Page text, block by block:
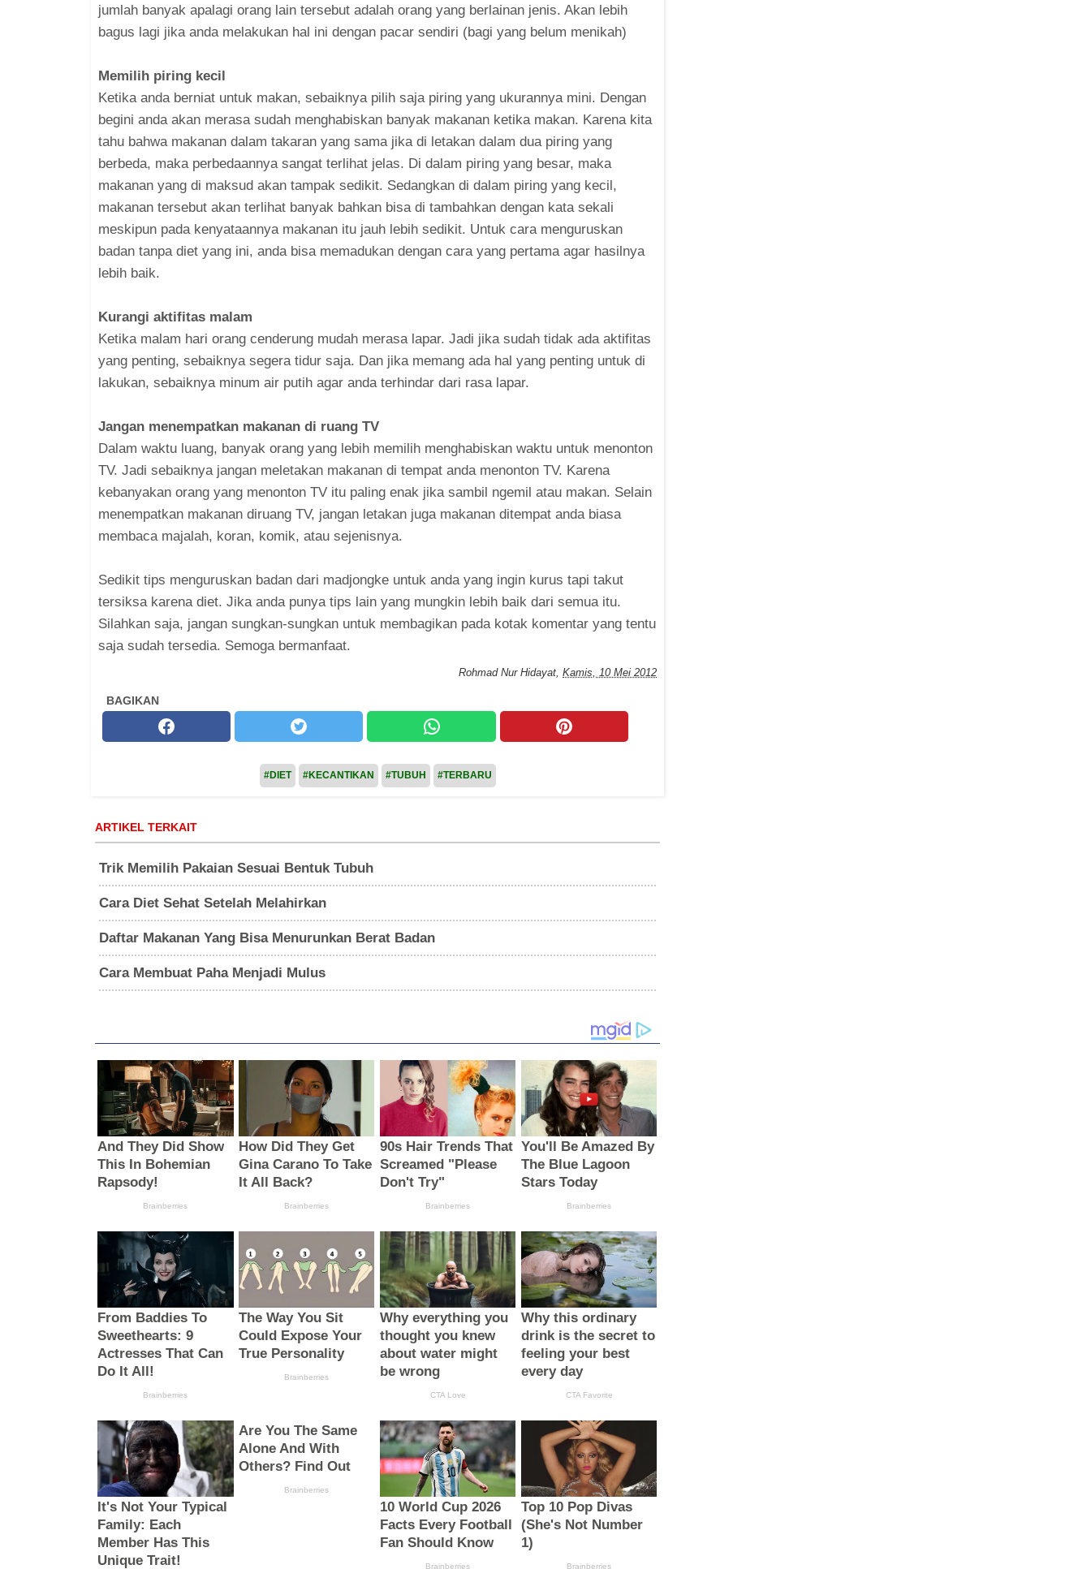
jumlah banyak apalagi orang lain tersebut adalah orang yang berlainan jenis. Akan lebih
bagus lagi jika anda melakukan hal ini dengan pacar sendiri (bagi yang belum menikah)
Memilih piring kecil
Ketika anda berniat untuk makan, sebaiknya pilih saja piring yang ukurannya mini. Dengan
begini anda akan merasa sudah menghabiskan banyak makanan ketika makan. Karena kita
tahu bahwa makanan dalam takaran yang sama jika di letakan dalam dua piring yang
berbeda, maka perbedaannya sangat terlihat jelas. Di dalam piring yang besar, maka
makanan yang di maksud akan tampak sedikit. Sedangkan di dalam piring yang kecil,
makanan tersebut akan terlihat banyak bahkan bisa di tambahkan dengan kata sekali
meskipun pada kenyataannya makanan itu jauh lebih sedikit. Untuk cara menguruskan
badan tanpa diet yang ini, anda bisa memadukan dengan cara yang pertama agar hasilnya
lebih baik.
Kurangi aktifitas malam
Ketika malam hari orang cenderung mudah merasa lapar. Jadi jika sudah tidak ada aktifitas
yang penting, sebaiknya segera tidur saja. Dan jika memang ada hal yang penting untuk di
lakukan, sebaiknya minum air putih agar anda terhindar dari rasa lapar.
Jangan menempatkan makanan di ruang TV
Dalam waktu luang, banyak orang yang lebih memilih menghabiskan waktu untuk menonton
TV. Jadi sebaiknya jangan meletakan makanan di tempat anda menonton TV. Karena
kebanyakan orang yang menonton TV itu paling enak jika sambil ngemil atau makan. Selain
menempatkan makanan diruang TV, jangan letakan juga makanan ditempat anda biasa
membaca majalah, koran, komik, atau sejenisnya.
Sedikit tips menguruskan badan dari madjongke untuk anda yang ingin kurus tapi takut
tersiksa karena diet. Jika anda punya tips lain yang mungkin lebih baik dari semua itu.
Silahkan saja, jangan sungkan-sungkan untuk membagikan pada kotak komentar yang tentu
saja sudah tersedia. Semoga bermanfaat.
Rohmad Nur Hidayat, Kamis, 10 Mei 2012
BAGIKAN
#DIET #KECANTIKAN #TUBUH #TERBARU
ARTIKEL TERKAIT
Trik Memilih Pakaian Sesuai Bentuk Tubuh
Cara Diet Sehat Setelah Melahirkan
Daftar Makanan Yang Bisa Menurunkan Berat Badan
Cara Membuat Paha Menjadi Mulus